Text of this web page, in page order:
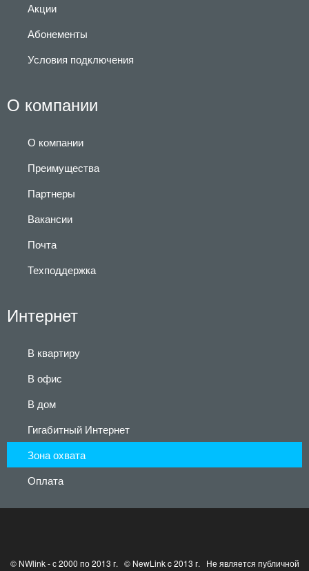
Акции
Абонементы
Условия подключения
О компании
О компании
Преимущества
Партнеры
Вакансии
Почта
Техподдержка
Интернет
В квартиру
В офис
В дом
Гигабитный Интернет
Зона охвата
Оплата
© NWlink - с 2000 по 2013 г. © NewLink c 2013 г. Не является публичной